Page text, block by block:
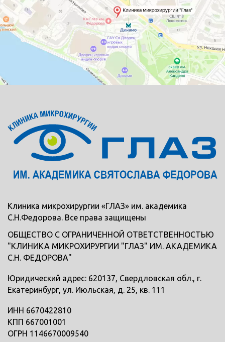
Клиника микрохирургии «ГЛАЗ» им. академика
С.Н.Федорова. Все права защищены
ОБЩЕСТВО С ОГРАНИЧЕННОЙ ОТВЕТСТВЕННОСТЬЮ
"КЛИНИКА МИКРОХИРУРГИИ "ГЛАЗ" ИМ. АКАДЕМИКА
С.Н. ФЕДОРОВА"
Юридический адрес: 620137, Свердловская обл., г.
Екатеринбург, ул. Июльская, д. 25, кв. 111
ИНН 6670422810
КПП 667001001
ОГРН 1146670009540